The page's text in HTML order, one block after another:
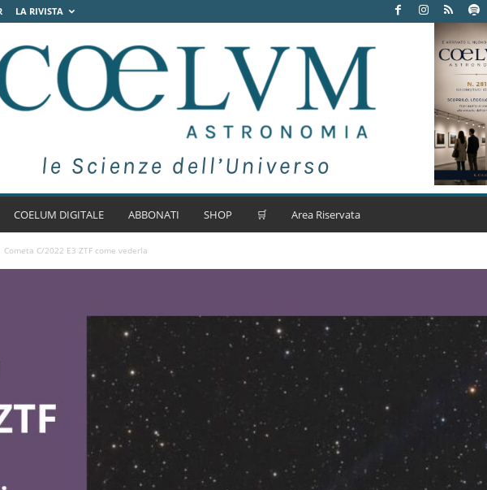
LA RIVISTA
COELUM DIGITALE ABBONATI SHOP 🛒 Area Riservata
Cometa C/2022 E3 ZTF come vederla